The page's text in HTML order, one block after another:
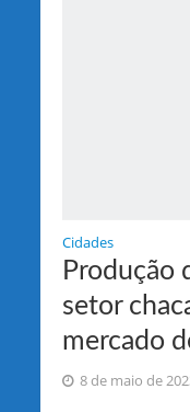
Cidades
Produção
setor
mercado
8 de maio de